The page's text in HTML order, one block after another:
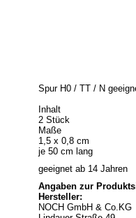
Spur H0 / TT / N
Inhalt
2 Stück
Maße
1,5 x 0,8 cm
je 50 cm lang
geeignet ab 14 Jahren
Angaben zur
Hersteller:
NOCH GmbH & Co.KG